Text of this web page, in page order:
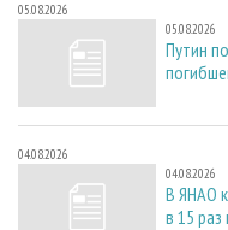
05.08.2026
05.08.2026
Путин
04.08.2026
04.08.2026
В ЯНАО
в 15